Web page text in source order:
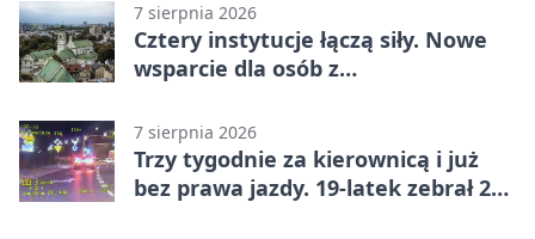
7 sierpnia 2026
Cztery instytucje łączą siły. Nowe
wsparcie dla osób z
7 sierpnia 2026
Trzy tygodnie za kierownicą i już
bez prawa jazdy. 19-latek zebrał 23